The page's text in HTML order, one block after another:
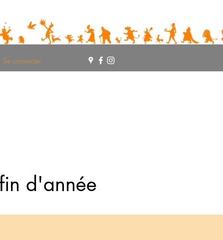
Se connecter
d'année